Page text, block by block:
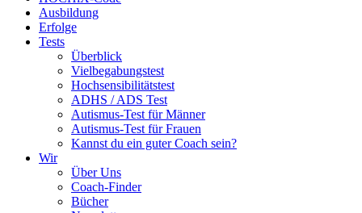
Ausbildung
Erfolge
Tests
Überblick
Vielbegabungstest
Hochsensibilitätstest
ADHS / ADS Test
Autismus-Test für Männer
Autismus-Test für Frauen
Kannst du ein guter Coach sein?
Wir
Über Uns
Coach-Finder
Bücher